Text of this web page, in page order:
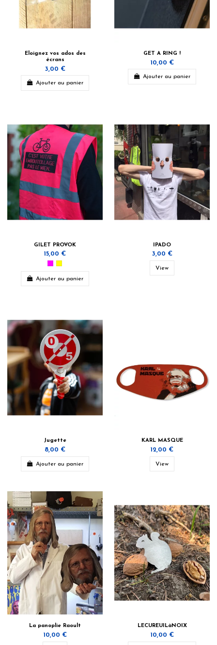
Eloignez vos ados des
écrans
3,00 €
Ajouter au panier
GET A RING !
10,00 €
Ajouter au panier
GILET PROVOK
15,00 €
Ajouter au panier
IPADO
3,00 €
View
Jugette
8,00 €
Ajouter au panier
KARL MASQUE
12,00 €
View
La panoplie Raoult
10,00 €
LECUREUILàNOIX
10,00 €